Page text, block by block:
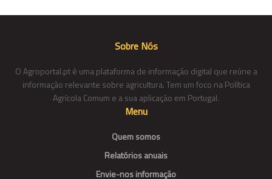
Sobre Nós
O Agroportal.pt é uma plataforma de informação digital que reúne a
informação relevante sobre agricultura. Tem um foco na Política
Agrícola Comum e a sua aplicação em Portugal.
Menu
Quem somos
Relatórios anuais
Envie-nos informação